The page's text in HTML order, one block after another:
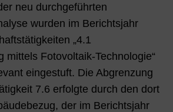
neu durchgeführten
wurden im Berichtsjahr
„4.1
mittels Fotovoltaik-Technologie“
eingestuft. Die Abgrenzung
7.6 erfolgte durch den dort
der im Berichtsjahr